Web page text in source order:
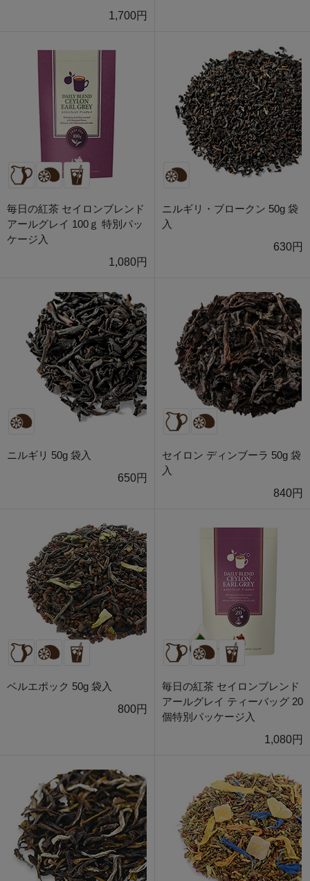
1,700円
毎日の紅茶 セイロンブレンド
アールグレイ 100ｇ 特別パッ
ケージ入
1,080円
ニルギリ・ブロークン 50g 袋
入
630円
ニルギリ 50g 袋入
650円
セイロン ディンブーラ 50g 袋
入
840円
ベルエポック 50g 袋入
800円
毎日の紅茶 セイロンブレンド
アールグレイ ティーバッグ 20
個特別パッケージ入
1,080円